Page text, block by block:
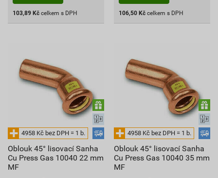
103,89 Kč celkem s DPH 106,50 Kč celkem s DPH
Oblouk 45° lisovací Sanha
Cu Press Gas 10040 22 mm
MF
Oblouk 45° lisovací Sanha
Cu Press Gas 10040 35 mm
MF